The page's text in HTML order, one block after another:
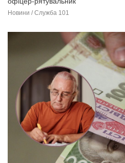
Новини / Служба 101